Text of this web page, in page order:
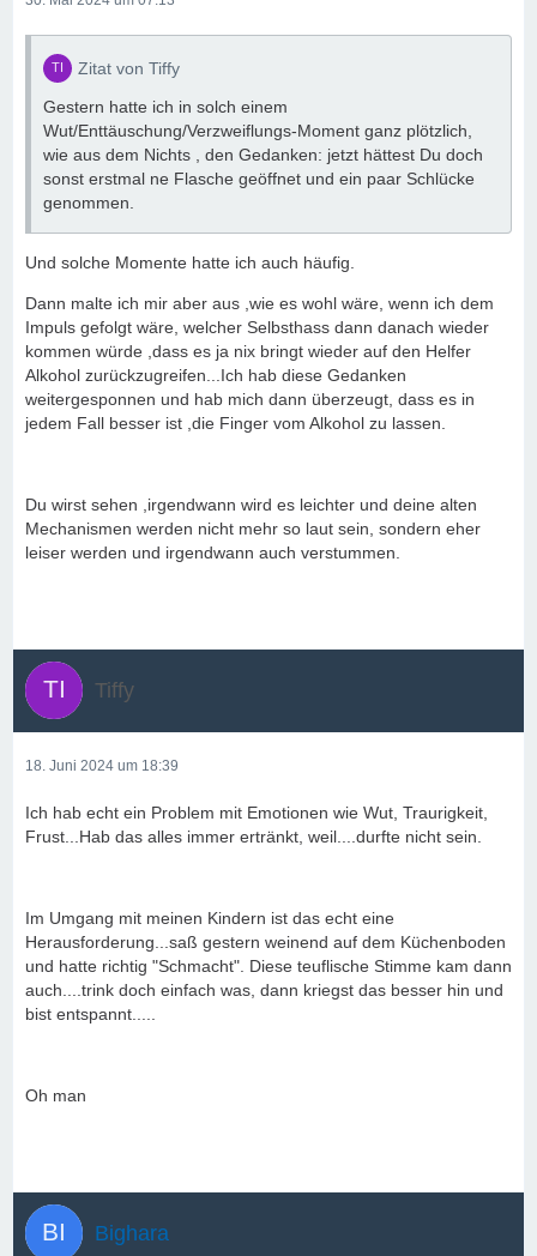
Zitat von Tiffy
Gestern hatte ich in solch einem
Wut/Enttäuschung/Verzweiflungs-Moment ganz plötzlich,
wie aus dem Nichts , den Gedanken: jetzt hättest Du doch
sonst erstmal ne Flasche geöffnet und ein paar Schlücke
genommen.
Und solche Momente hatte ich auch häufig.
Dann malte ich mir aber aus ,wie es wohl wäre, wenn ich dem
Impuls gefolgt wäre, welcher Selbsthass dann danach wieder
kommen würde ,dass es ja nix bringt wieder auf den Helfer
Alkohol zurückzugreifen...Ich hab diese Gedanken
weitergesponnen und hab mich dann überzeugt, dass es in
jedem Fall besser ist ,die Finger vom Alkohol zu lassen.
Du wirst sehen ,irgendwann wird es leichter und deine alten
Mechanismen werden nicht mehr so laut sein, sondern eher
leiser werden und irgendwann auch verstummen.
Tiffy
18. Juni 2024 um 18:39
Ich hab echt ein Problem mit Emotionen wie Wut, Traurigkeit,
Frust...Hab das alles immer ertränkt, weil....durfte nicht sein.
Im Umgang mit meinen Kindern ist das echt eine
Herausforderung...saß gestern weinend auf dem Küchenboden
und hatte richtig "Schmacht". Diese teuflische Stimme kam dann
auch....trink doch einfach was, dann kriegst das besser hin und
bist entspannt.....
Oh man
Bighara